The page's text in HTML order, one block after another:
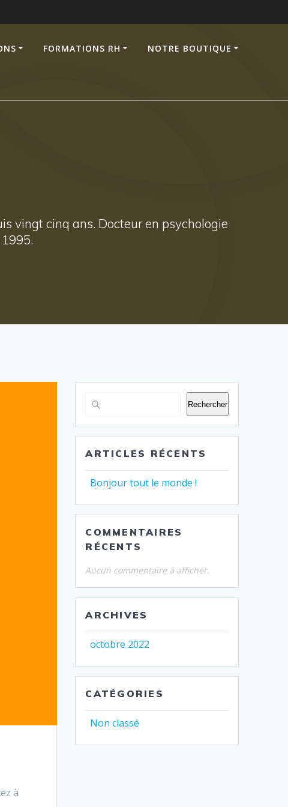
FORMATIONS RH NOTRE BOUTIQUE
vingt cinq ans. Docteur en psychologie
à
Rechercher
ARTICLES RÉCENTS
Bonjour tout le monde !
COMMENTAIRES
RÉCENTS
Aucun commentaire à afficher.
ARCHIVES
octobre 2022
CATÉGORIES
Non classé